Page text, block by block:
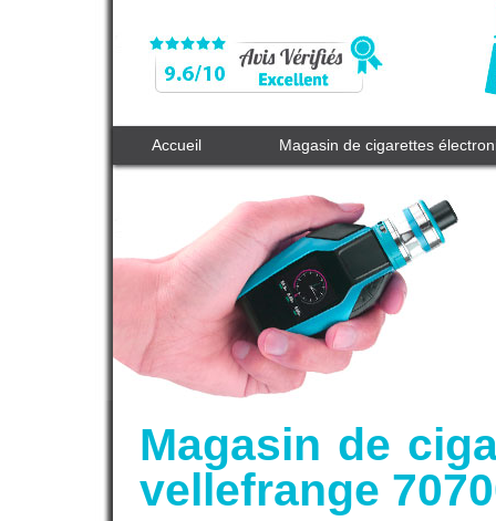
Accueil Magasin de cigarettes
Magasin de
vellefrange